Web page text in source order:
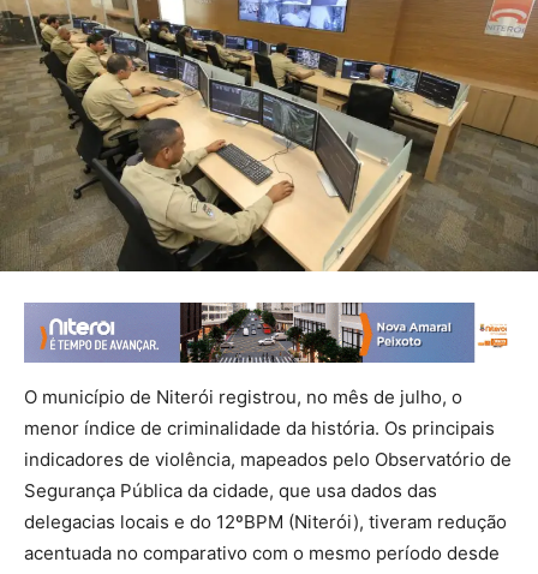
O município de Niterói registrou, no mês de julho, o
menor índice de criminalidade da história. Os principais
indicadores de violência, mapeados pelo Observatório de
Segurança Pública da cidade, que usa dados das
delegacias locais e do 12ºBPM (Niterói), tiveram redução
acentuada no comparativo com o mesmo período desde